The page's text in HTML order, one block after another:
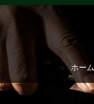
ホーム